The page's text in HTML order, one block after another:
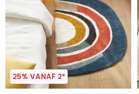
25% VANAF 2*